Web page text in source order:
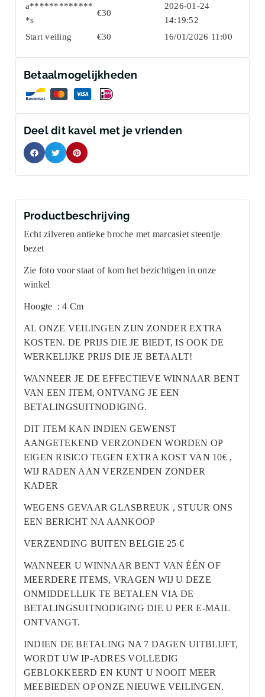
a*************
*s
€30
2026-01-24
14:19:52
Start veiling
€30 16/01/2026 11:00
Betaalmogelijkheden
Deel dit kavel met je vrienden
Productbeschrijving
Echt zilveren antieke broche met marcasiet steentje
bezet
Zie foto voor staat of kom het bezichtigen in onze
winkel
Hoogte : 4 Cm
AL ONZE VEILINGEN ZIJN ZONDER EXTRA
KOSTEN. DE PRIJS DIE JE BIEDT, IS OOK DE
WERKELIJKE PRIJS DIE JE BETAALT!
WANNEER JE DE EFFECTIEVE WINNAAR BENT
VAN EEN ITEM, ONTVANG JE EEN
BETALINGSUITNODIGING.
DIT ITEM KAN INDIEN GEWENST
AANGETEKEND VERZONDEN WORDEN OP
EIGEN RISICO TEGEN EXTRA KOST VAN 10€ ,
WIJ RADEN AAN VERZENDEN ZONDER
KADER
WEGENS GEVAAR GLASBREUK , STUUR ONS
EEN BERICHT NA AANKOOP
VERZENDING BUITEN BELGIE 25 €
WANNEER U WINNAAR BENT VAN ÉÉN OF
MEERDERE ITEMS, VRAGEN WIJ U DEZE
ONMIDDELLIJK TE BETALEN VIA DE
BETALINGSUITNODIGING DIE U PER E-MAIL
ONTVANGT.
INDIEN DE BETALING NA 7 DAGEN UITBLIJFT,
WORDT UW IP-ADRES VOLLEDIG
GEBLOKKEERD EN KUNT U NOOIT MEER
MEEBIEDEN OP ONZE NIEUWE VEILINGEN.